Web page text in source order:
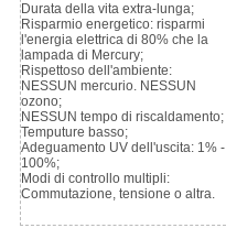
Durata della vita extra-lunga;
Risparmio energetico: risparmi
l'energia elettrica di 80% che la
lampada di Mercury;
Rispettoso dell'ambiente:
NESSUN mercurio. NESSUN
ozono;
NESSUN tempo di riscaldamento;
Temputure basso;
Adeguamento UV dell'uscita: 1% -
100%;
Modi di controllo multipli:
Commutazione, tensione o altra.